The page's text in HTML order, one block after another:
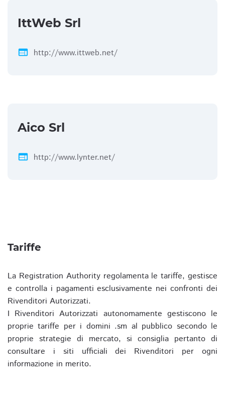
IttWeb Srl
web http://www.ittweb.net/
Aico Srl
web http://www.lynter.net/
Tariffe
La Registration Authority regolamenta le tariffe, gestisce
e controlla i pagamenti esclusivamente nei confronti dei
Rivenditori Autorizzati.
I Rivenditori Autorizzati autonomamente gestiscono le
proprie tariffe per i domini .sm al pubblico secondo le
proprie strategie di mercato, si consiglia pertanto di
consultare i siti ufficiali dei Rivenditori per ogni
informazione in merito.